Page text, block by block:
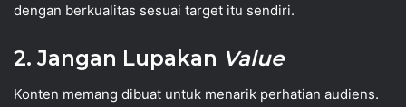
dengan berkualitas sesuai target itu sendiri.
2. Jangan Lupakan Value
Konten memang dibuat untuk menarik perhatian audiens.